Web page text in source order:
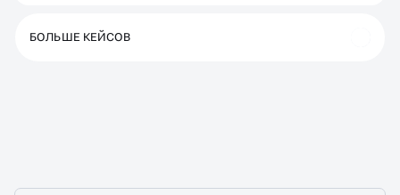
БОЛЬШЕ КЕЙСОВ